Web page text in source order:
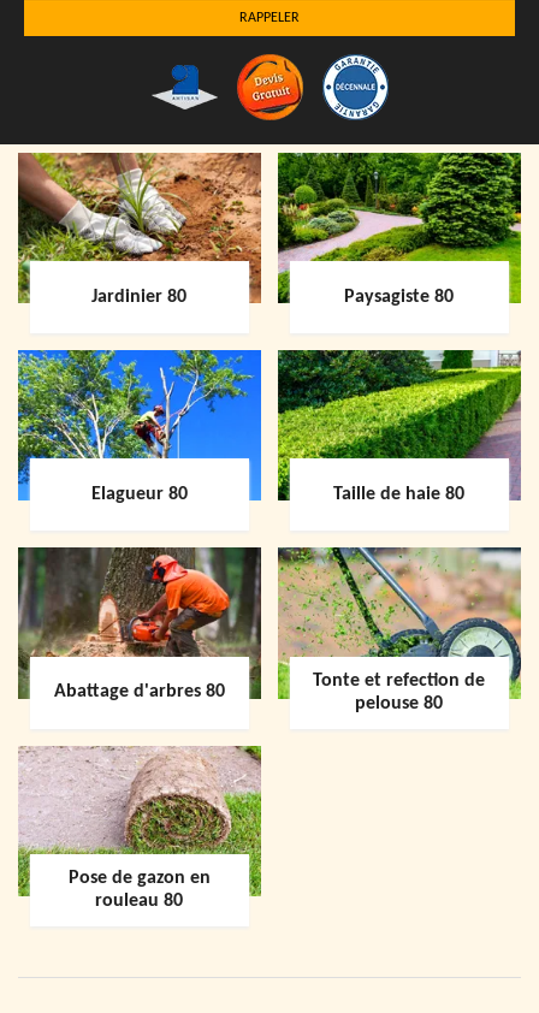
Jardinier 80 Paysagiste 80
Elagueur 80 Taille de haie 80
Abattage d'arbres 80
Tonte et refection de
pelouse 80
Pose de gazon en
rouleau 80